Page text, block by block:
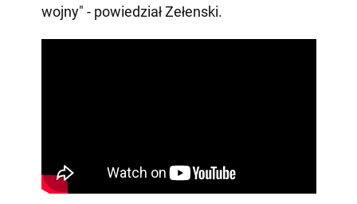
wojny" - powiedział Zełenski.